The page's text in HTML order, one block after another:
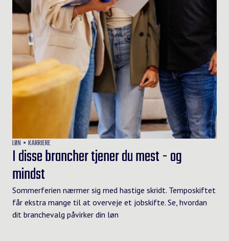
LØN KARRIERE
I disse brancher tjener du mest - og
mindst
Sommerferien nærmer sig med hastige skridt. Temposkiftet
får ekstra mange til at overveje et jobskifte. Se, hvordan
dit branchevalg påvirker din løn